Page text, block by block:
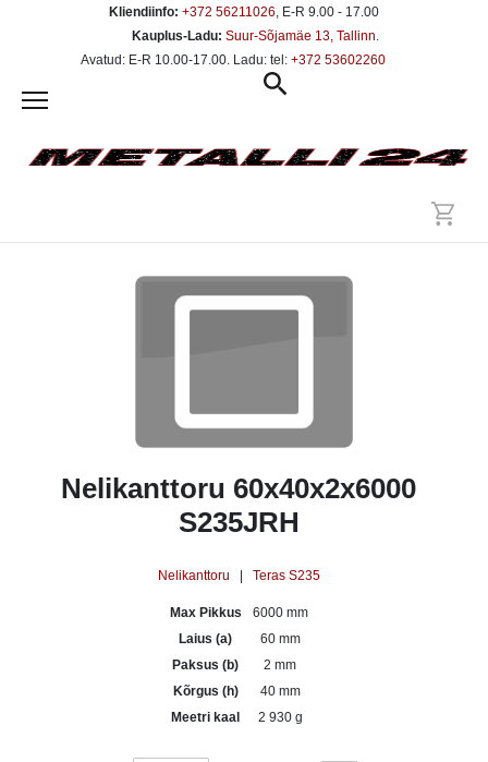
Kliendiinfo: +372 56211026, E-R 9.00 - 17.00
Kauplus-Ladu: Suur-Sõjamäe 13, Tallinn.
Avatud: E-R 10.00-17.00. Ladu: tel: +372 53602260
Nelikanttoru 60x40x2x6000
S235JRH
Nelikanttoru Teras S235
Max Pikkus
6000 mm
Laius (a)
60 mm
Paksus (b)
2 mm
Kõrgus (h)
40 mm
Meetri kaal
2 930 g